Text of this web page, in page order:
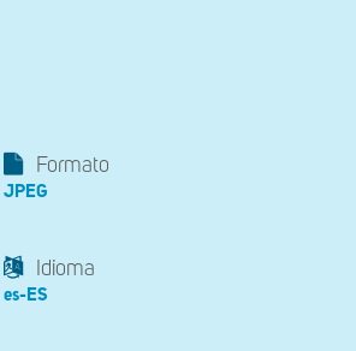
Formato
JPEG
Idioma
es-ES